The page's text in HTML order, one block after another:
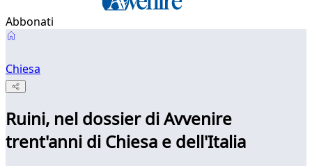
Abbonati
Chiesa
Ruini, nel dossier di Avvenire
trent'anni di Chiesa e dell'Italia